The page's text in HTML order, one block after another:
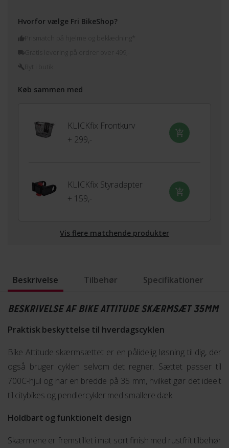
Hvorfor vælge Fri BikeShop?
Prismatch på hjelme og beklædning*
Køb sammen med
KLICKfix Frontkurv
+ 299,-
KLICKfix Styradapter
+ 159,-
Vis flere matchende produkter
Beskrivelse Tilbehør Specifikationer
BESKRIVELSE AF BIKE ATTITUDE SKÆRMSÆT 35MM
Praktisk beskyttelse til hverdagscyklen
Bike Attitude skærmsættet er en pålidelig løsning til dig, der
også bruger cyklen selvom det regner. Sættet passer til
700C-hjul og har en bredde på 35 mm, hvilket gør det ideelt
til citybikes og pendlercykler med smallere dæk.
Holdbart og funktionelt design
Skærmene er fremstillet i mat sort finish med rustfrit tilbehør